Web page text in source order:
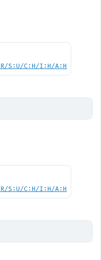
S:U/C:H/I:H/A:H
S:U/C:H/I:H/A:H